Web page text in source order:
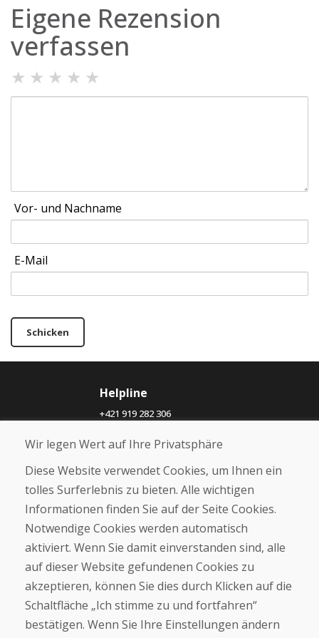
Eigene Rezension
verfassen
★ ★ ★ ★ ★
Vor- und Nachname
E-Mail
Schicken
Helpline
+421 919 282 306
Über uns
Blog
Geschäft
Kontakt
Kaufen
E-Shop
Geschäftsbedingungen
Zahlung
Wir legen Wert auf Ihre Privatsphäre
Diese Website verwendet Cookies, um Ihnen ein
tolles Surferlebnis zu bieten. Alle wichtigen
Informationen finden Sie auf der Seite Cookies.
Notwendige Cookies werden automatisch
aktiviert. Wenn Sie damit einverstanden sind, alle
auf dieser Website gefundenen Cookies zu
akzeptieren, können Sie dies durch Klicken auf die
Schaltfläche „Ich stimme zu und fortfahren“
bestätigen. Wenn Sie Ihre Einstellungen ändern